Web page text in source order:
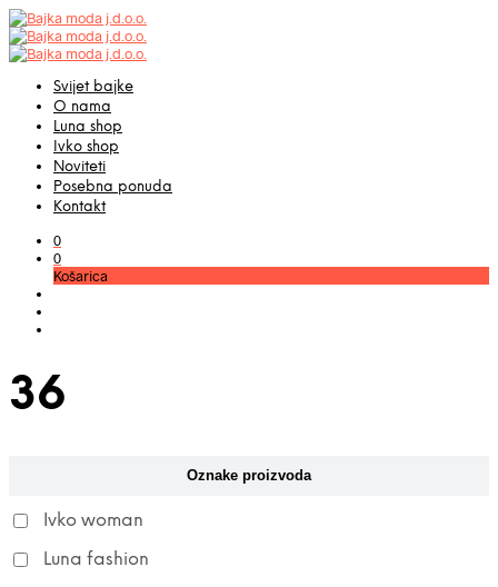
Svijet bajke
O nama
Luna shop
Ivko shop
Noviteti
Posebna ponuda
Kontakt
0
0
Košarica
36
Oznake proizvoda
Ivko woman
Luna fashion